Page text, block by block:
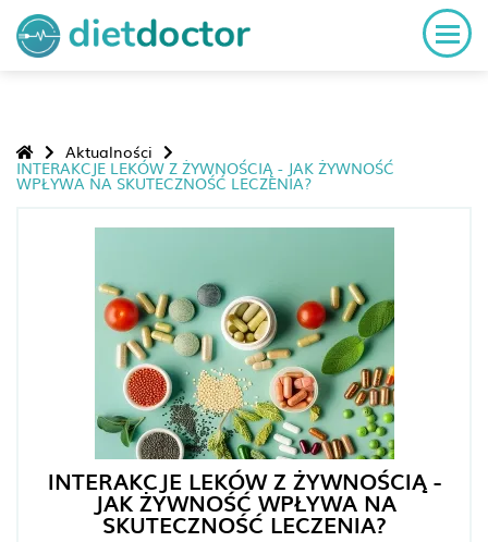
Aktualności
INTERAKCJE LEKÓW Z ŻYWNOŚCIĄ - JAK ŻYWNOŚĆ
WPŁYWA NA SKUTECZNOŚĆ LECZENIA?
INTERAKCJE LEKÓW Z ŻYWNOŚCIĄ -
JAK ŻYWNOŚĆ WPŁYWA NA
SKUTECZNOŚĆ LECZENIA?